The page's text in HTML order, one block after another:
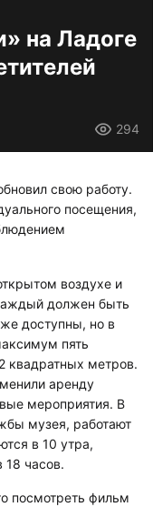
на Ладоге
294
свою работу.
посещения,
воздухе и
должен быть
доступны, но в
пять
квадратных метров.
аренду
мероприятия. В
музея, работают
в 10 утра,
18 часов.
посмотреть фильм